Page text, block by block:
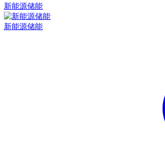
新能源储能
新能源储能